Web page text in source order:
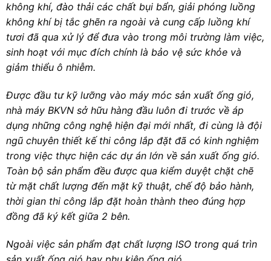
không khí, đào thải các chất bụi bẩn, giải phóng luồng
không khí bị tắc ghẽn ra ngoài và cung cấp luồng khí
tươi đã qua xử lý để đưa vào trong môi trường làm việc,
sinh hoạt với mục đích chính là bảo vệ sức khỏe và
giảm thiểu ô nhiễm.
Được đầu tư kỹ lưỡng vào máy móc sản xuất ống gió,
nhà máy BKVN sở hữu hàng đầu luôn đi trước về áp
dụng những công nghệ hiện đại mới nhất, đi cùng là đội
ngũ chuyên thiết kế thi công lắp đặt đã có kinh nghiệm
trong việc thực hiện các dự án lớn về sản xuất ống gió.
Toàn bộ sản phẩm đều được qua kiểm duyệt chặt chẽ
từ mặt chất lượng đến mặt kỹ thuật, chế độ bảo hành,
thời gian thi công lắp đặt hoàn thành theo đúng hợp
đồng đã ký kết giữa 2 bên.
Ngoài việc sản phẩm đạt chất lượng ISO trong quá trìn